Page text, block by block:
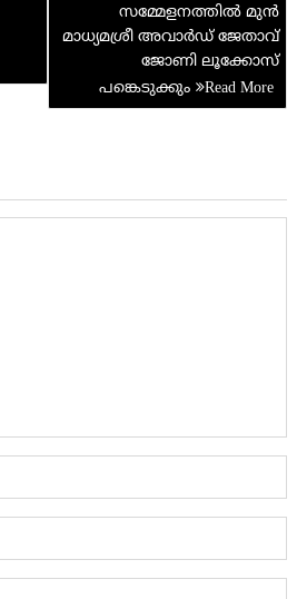
സമ്മേളനത്തിൽ മുൻ
മാധ്യമശ്രീ അവാർഡ് ജേതാവ്
ജോണി ലൂക്കോസ്‌
പങ്കെടുക്കും